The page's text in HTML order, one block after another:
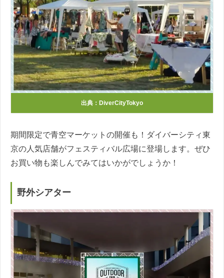
出典： DiverCityTokyo
期間限定で青空マーケットの開催も！ダイバーシティ東
京の人気店舗がフェスティバル広場に登場します。ぜひ
お買い物も楽しんでみてはいかがでしょうか！
野外シアター